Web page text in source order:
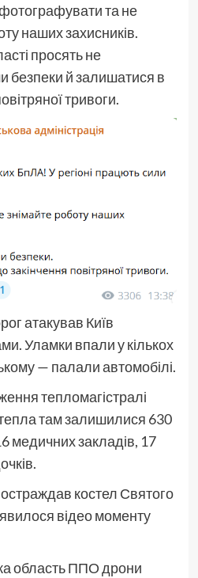
та не
наших захисників.
просять не
безпеки й залишатися в
тривоги.
атакував Київ
Уламки впали у кількох
— палали автомобілі.
тепломагістралі
там залишилися 630
медичних закладів, 17
костел Святого
відео моменту
область ППО дрони